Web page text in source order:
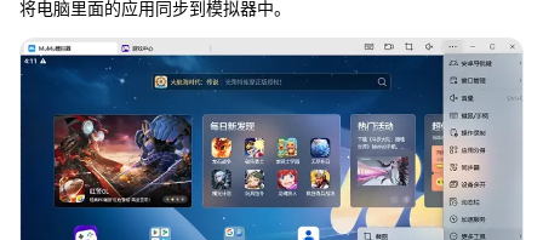
将电脑里面的应用同步到模拟器中。